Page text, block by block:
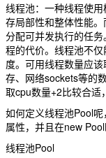
线程池：一种线程使
存局部性和整体性能
分配可并发执行的任
程的代价。线程池不
度。可用线程数量应
存、网络sockets等的
取cpu数量+2比较合适
如何定义线程池Pool
属性，并且在new Pool
线程池Pool